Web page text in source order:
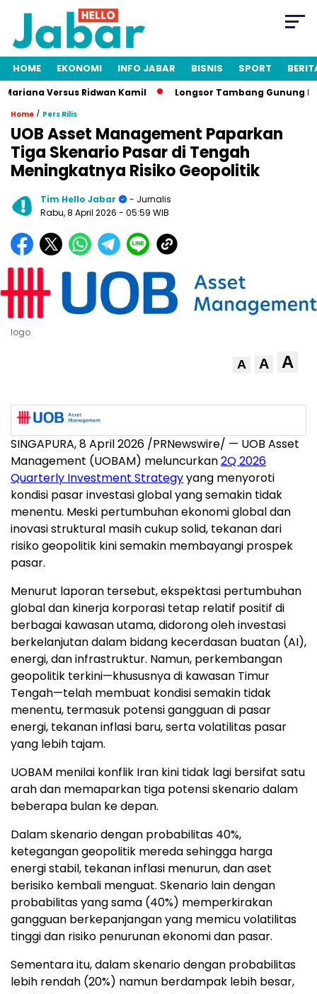
HOME EKONOMI INFO JABAR BISNIS SPORT
Versus Ridwan Kamil Longsor Tambang Gunung
Home / Pers Rilis
UOB Asset Management Paparkan
Tiga Skenario Pasar di Tengah
Meningkatnya Risiko Geopolitik
Tim Hello Jabar
- Jurnalis
Rabu, 8 April 2026 - 05:59 WIB
logo
A A A
SINGAPURA, 8 April 2026 /PRNewswire/ — UOB Asset
Management (UOBAM) meluncurkan2Q 2026
Quarterly Investment Strategyyang menyoroti
kondisi pasar investasi global yang semakin tidak
menentu. Meski pertumbuhan ekonomi global dan
inovasi struktural masih cukup solid, tekanan dari
risiko geopolitik kini semakin membayangi prospek
pasar.
Menurut laporan tersebut, ekspektasi pertumbuhan
global dan kinerja korporasi tetap relatif positif di
berbagai kawasan utama, didorong oleh investasi
berkelanjutan dalam bidang kecerdasan buatan (AI),
energi, dan infrastruktur. Namun, perkembangan
geopolitik terkini—khususnya di kawasan Timur
Tengah—telah membuat kondisi semakin tidak
menentu, termasuk potensi gangguan di pasar
energi, tekanan inflasi baru, serta volatilitas pasar
yang lebih tajam.
UOBAM menilai konflik Iran kini tidak lagi bersifat satu
arah dan memaparkan tiga potensi skenario dalam
beberapa bulan ke depan.
Dalam skenario dengan probabilitas 40%,
ketegangan geopolitik mereda sehingga harga
energi stabil, tekanan inflasi menurun, dan aset
berisiko kembali menguat. Skenario lain dengan
probabilitas yang sama (40%) memperkirakan
gangguan berkepanjangan yang memicu volatilitas
tinggi dan risiko penurunan ekonomi dan pasar.
Sementara itu, dalam skenario dengan probabilitas
lebih rendah (20%) namun berdampak lebih besar,